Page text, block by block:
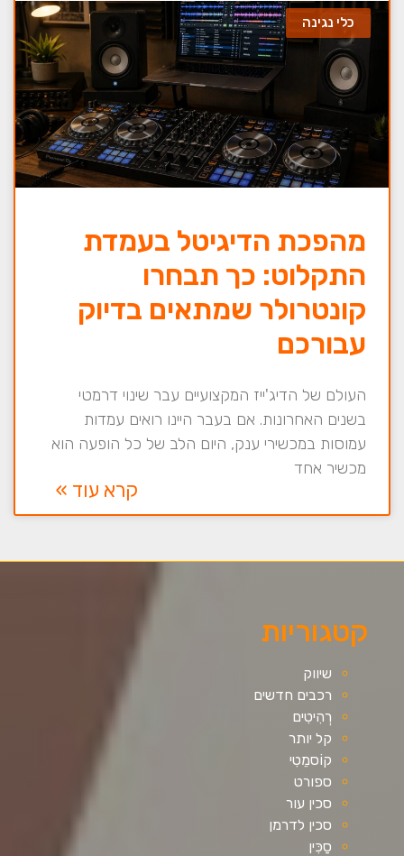
כלי נגינה
מהפכת הדיגיטל בעמדת
התקלוט: כך תבחרו
קונטרולר שמתאים בדיוק
עבורכם
העולם של הדיג'ייז המקצועיים עבר שינוי דרמטי
בשנים האחרונות. אם בעבר היינו רואים עמדות
עמוסות במכשירי ענק, היום הלב של כל הופעה הוא
מכשיר אחד
קרא עוד »
קטגוריות
שיווק
רכבים חדשים
רְהִיטִים
קל יותר
קוֹסמֵטִי
ספורט
סכין עור
סכין לדרמן
סַכִּין